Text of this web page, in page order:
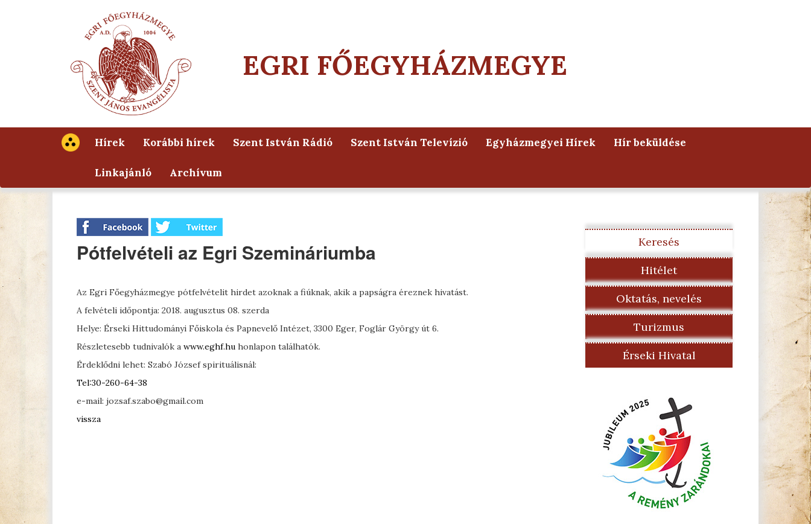
EGRI FŐEGYHÁZMEGYE
Hírek Korábbi hírek Szent István Rádió Szent István Televízió Egyházmegyei Hírek Hír beküldése
Linkajánló Archívum
Pótfelvételi az Egri Szemináriumba
Az Egri Főegyházmegye pótfelvételit hirdet azoknak a fiúknak, akik a papságra éreznek hivatást.
A felvételi időpontja: 2018. augusztus 08. szerda
Helye: Érseki Hittudományi Főiskola és Papnevelő Intézet, 3300 Eger, Foglár György út 6.
Részletesebb tudnivalók a www.eghf.hu honlapon találhatók.
Érdeklődni lehet: Szabó József spirituálisnál:
Tel:30-260-64-38
e-mail: jozsaf.szabo@gmail.com
vissza
Keresés
Hitélet
Oktatás, nevelés
Turizmus
Érseki Hivatal